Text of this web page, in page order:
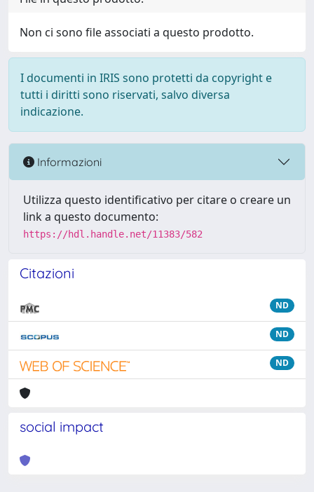
Non ci sono file associati a questo prodotto.
I documenti in IRIS sono protetti da copyright e
tutti i diritti sono riservati, salvo diversa
indicazione.
Informazioni
Utilizza questo identificativo per citare o creare un
link a questo documento:
https://hdl.handle.net/11383/582
Citazioni
ND
ND
ND
social impact